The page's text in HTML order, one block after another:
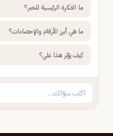
ما الفكرة الرئيسية للخبر؟
ما هي أبرز الأرقام والإحصاءات؟
كيف يؤثر هذا علي؟